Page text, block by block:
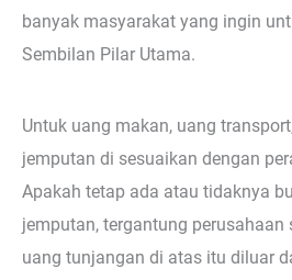
banyak masyarakat yang ingin
Sembilan Pilar Utama.
Untuk uang makan, uang
jemputan di sesuaikan dengan
Apakah tetap ada atau tidaknya
jemputan, tergantung perusahaan
uang tunjangan di atas itu diluar